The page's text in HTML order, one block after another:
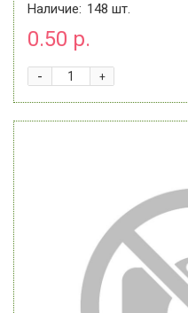
Наличие: 148 шт.
0.50 р.
+
-